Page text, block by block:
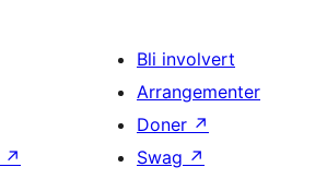
↗
Bli involvert
Arrangementer
Doner ↗
Swag ↗